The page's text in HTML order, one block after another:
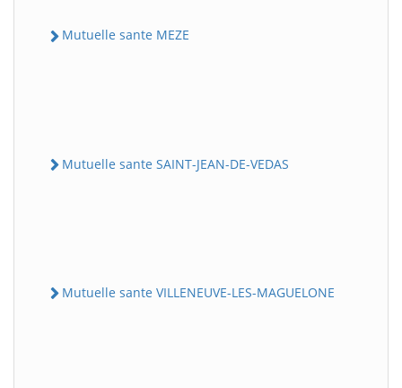
Mutuelle sante MEZE
Mutuelle sante SAINT-JEAN-DE-VEDAS
Mutuelle sante VILLENEUVE-LES-MAGUELONE